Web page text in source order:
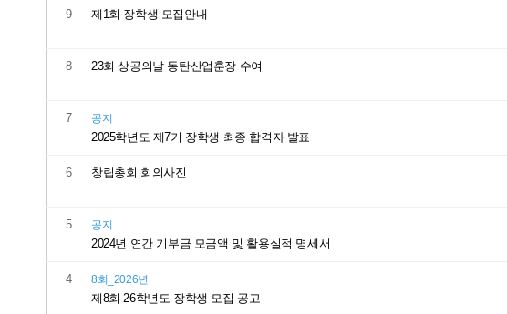
9 제1회 장학생 모집안내
8 23회 상공의날 동탄산업훈장 수여
7 공지
2025학년도 제7기 장학생 최종 합격자 발표
6 창립총회 회의사진
5 공지
2024년 연간 기부금 모금액 및 활용실적 명세서
4 8회_2026년
제8회 26학년도 장학생 모집 공고